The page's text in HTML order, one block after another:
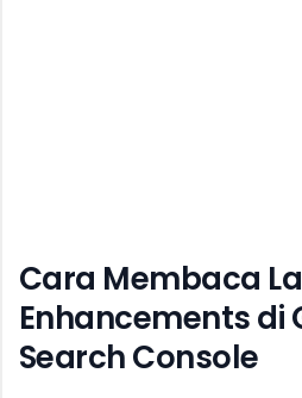
Cara Membaca
Enhancements di
Search Console